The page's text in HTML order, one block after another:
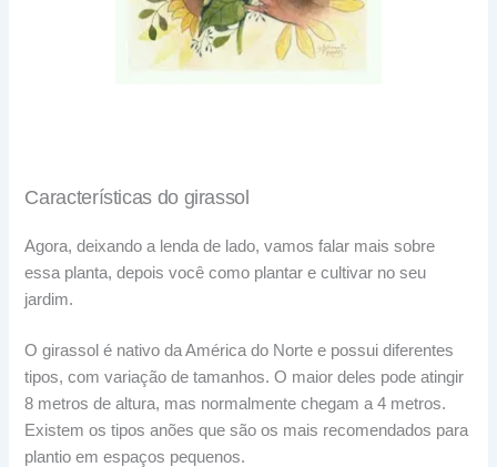
Características do girassol
Agora, deixando a lenda de lado, vamos falar mais sobre
essa planta, depois você como plantar e cultivar no seu
jardim.
O girassol é nativo da América do Norte e possui diferentes
tipos, com variação de tamanhos. O maior deles pode atingir
8 metros de altura, mas normalmente chegam a 4 metros.
Existem os tipos anões que são os mais recomendados para
plantio em espaços pequenos.